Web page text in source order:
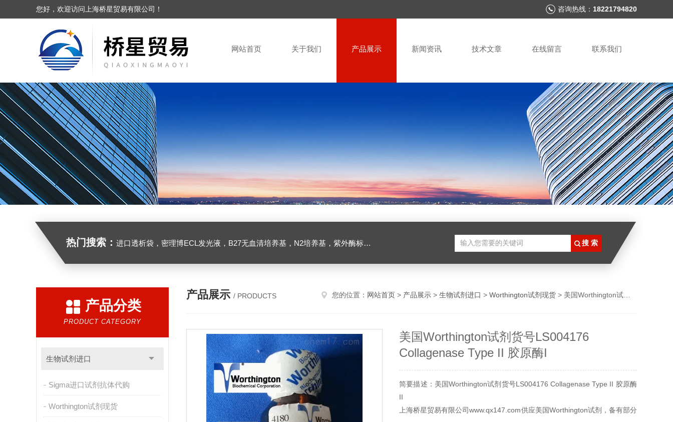
您好，欢迎访问上海桥星贸易有限公司！ 咨询热线： 18221794820
网站首页 关于我们 产品展示 新闻资讯 技术文章 在线留言 联系我们
热门搜索： 进口透析袋，密理博ECL发光液，B27无血清培养基，N2培养基，紫外酶标板，Gibco胶原酶，Trizol一步法试剂，反转录酶试剂盒，脂质体2000转染试剂，Roche原装潮霉素B
产品分类
PRODUCT CATEGORY
生物试剂进口
Sigma进口试剂抗体代购
Worthington试剂现货
产品展示 / PRODUCTS 您的位置： 网站首页 > 产品展示 > 生物试剂进口 > Worthington试剂现货 > 美国Worthington试剂货号LS004176 Collagenase Type II 胶原酶I
美国Worthington试剂货号LS004176
Collagenase Type II 胶原酶I
简要描述：美国Worthington试剂货号LS004176 Collagenase Type II 胶原酶
II
上海桥星贸易有限公司www.qx147.com供应美国Worthington试剂，备有部分